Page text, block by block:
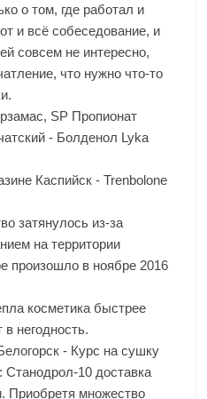
о том, где работал и
и всё собеседование, и
совсем не интересно,
что нужно что-то
SP Пропионат
- Болденол Lyka
Каспийск - Trenbolone
затянулось из-за
на территории
произошло в ноябре 2016
косметика быстрее
негодность.
- Курс на сушку
Станодрол-10 доставка
Приобретя множество